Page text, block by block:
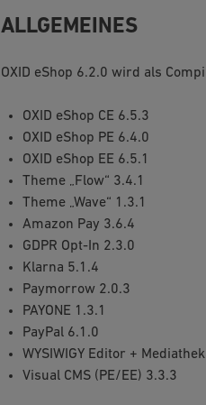
ALLGEMEINES
OXID eShop 6.2.0 wird als
OXID eShop CE 6.5.3
OXID eShop PE 6.4.0
OXID eShop EE 6.5.1
Theme „Flow“ 3.4.1
Theme „Wave“ 1.3.1
Amazon Pay 3.6.4
GDPR Opt-In 2.3.0
Klarna 5.1.4
Paymorrow 2.0.3
PAYONE 1.3.1
PayPal 6.1.0
WYSIWIGY Editor +
Visual CMS (PE/EE) 3.3.3